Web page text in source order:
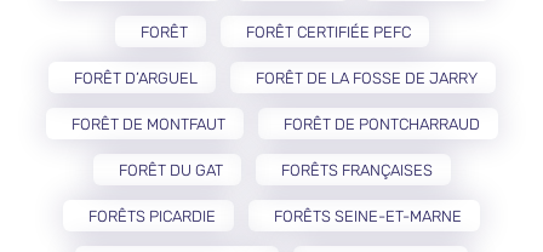
FORÊT FORÊT CERTIFIÉE PEFC
FORÊT D’ARGUEL FORÊT DE LA FOSSE DE JARRY
FORÊT DE MONTFAUT FORÊT DE PONTCHARRAUD
FORÊT DU GAT FORÊTS FRANÇAISES
FORÊTS PICARDIE FORÊTS SEINE-ET-MARNE